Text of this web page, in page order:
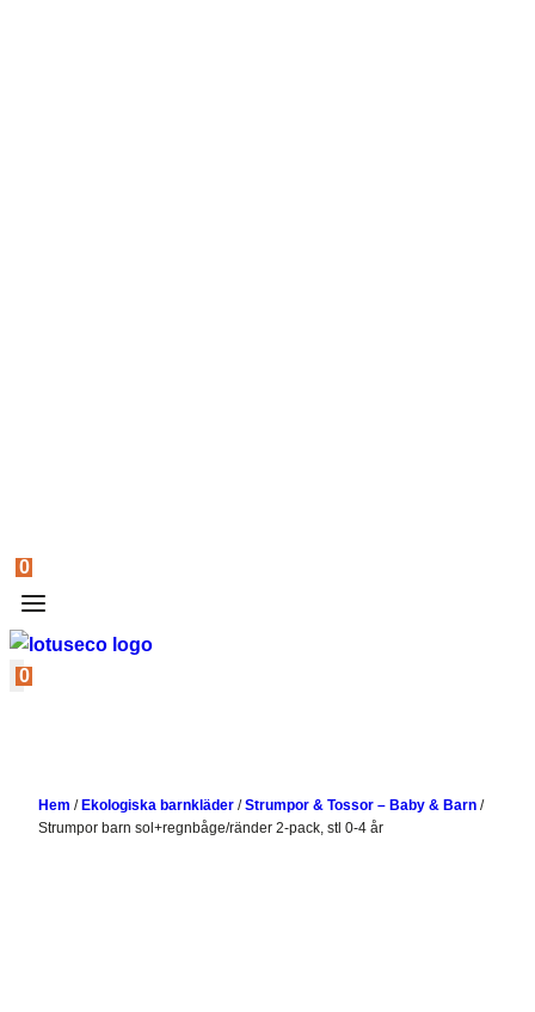
0
0
Hem / Ekologiska barnkläder /Strumpor & Tossor – Baby & Barn /
Strumpor barn sol+regnbåge/ränder 2-pack, stl 0-4 år